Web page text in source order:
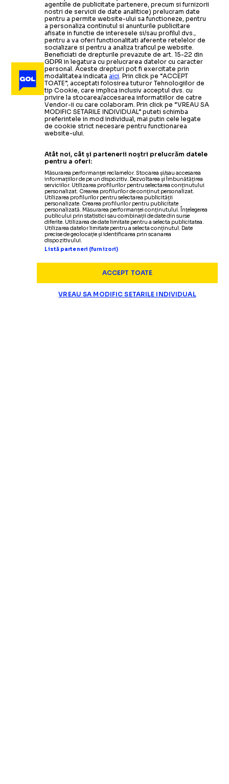
agentiile de publicitate partenere, precum si furnizorii
nostri de servicii de date analitice) prelucram date
pentru a permite website-ului sa functioneze, pentru
a personaliza continutul si anunturile publicitare
afisate in functie de interesele si/sau profilul dvs.,
pentru a va oferi functionalitati aferente retelelor de
socializare si pentru a analiza traficul pe website.
Beneficiati de drepturile prevazute de art. 15-22 din
GDPR in legatura cu prelucrarea datelor cu caracter
personal. Aceste drepturi pot fi exercitate prin
modalitatea indicataaici. Prin click pe “ACCEPT
TOATE”, acceptati folosirea tuturor Tehnologiilor de
tip Cookie, care implica inclusiv acceptul dvs. cu
privire la stocarea/accesarea informatiilor de catre
Vendor-ii cu care colaboram. Prin click pe “VREAU SA
MODIFIC SETARILE INDIVIDUAL” puteti schimba
preferintele in mod individual, mai putin cele legate
de cookie strict necesare pentru functionarea
website-ului.
Atât noi, cât și partenerii noștri prelucrăm datele
pentru a oferi:
Măsurarea performanței reclamelor. Stocarea și/sau accesarea
informațiilor de pe un dispozitiv. Dezvoltarea și îmbunătățirea
serviciilor. Utilizarea profilurilor pentru selectarea conținutului
personalizat. Crearea profilurilor de conținut personalizat.
Utilizarea profilurilor pentru selectarea publicității
personalizate. Crearea profilurilor pentru publicitate
personalizată. Măsurarea performanței conținutului. Înțelegerea
publicului prin statistici sau combinații de date din surse
diferite. Utilizarea de date limitate pentru a selecta publicitatea.
Utilizarea datelor limitate pentru a selecta conținutul. Date
precise de geolocație și identificarea prin scanarea
dispozitivului.
Listă parteneri (furnizori)
ACCEPT TOATE
VREAU SA MODIFIC SETARILE INDIVIDUAL